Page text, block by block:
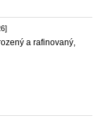
a rafinovaný,